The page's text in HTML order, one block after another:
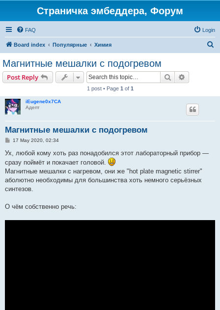
Страничка эмбеддера, Форум
FAQ Login
Board index Популярные Химия
Магнитные мешалки с подогревом
Post Reply Search
1 post • Page 1 of 1
iEugene0x7CA
Адепт
Магнитные мешалки с подогревом
P
s
17 May 2020, 02:34
Ух, любой кому хоть раз понадобился этот лабораторный прибор —
сразу поймёт и покачает головой.
Магнитные мешалки с нагревом, они же "hot plate magnetic stirrer"
аболютно необходимы для большинства хоть немного серьёзных
синтезов.
О чём собственно речь: